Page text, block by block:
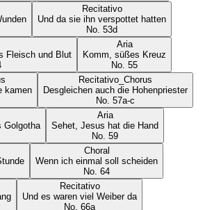
Recitativo
Und da sie ihn verspottet hatten
No. 53d
Fleisch und Blut
Aria
Komm, süßes Kreuz
No. 55
kamen
Recitativo_Chorus
Desgleichen auch die Hohenpriester
No. 57a-c
Golgotha
Aria
Sehet, Jesus hat die Hand
No. 59
Choral
Wenn ich einmal soll scheiden
No. 64
Recitativo
Und es waren viel Weiber da
No. 66a